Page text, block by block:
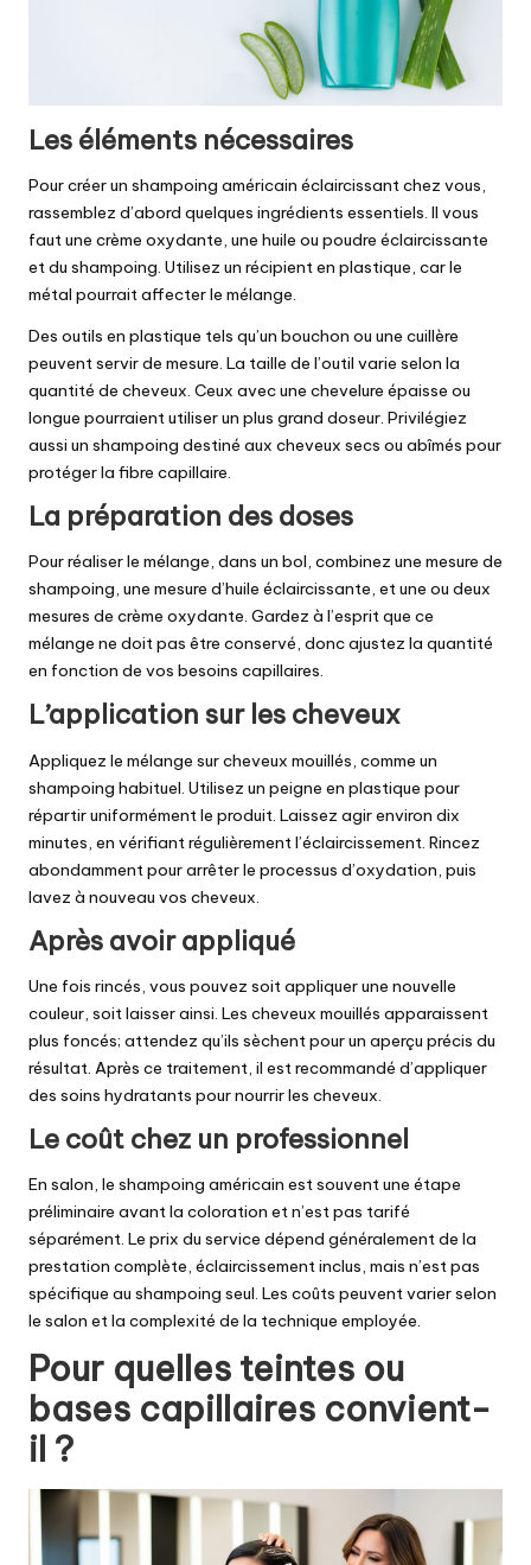
Les éléments nécessaires
Pour créer un shampoing américain éclaircissant chez vous,
rassemblez d’abord quelques ingrédients essentiels. Il vous
faut une crème oxydante, une huile ou poudre éclaircissante
et du shampoing. Utilisez un récipient en plastique, car le
métal pourrait affecter le mélange.
Des outils en plastique tels qu’un bouchon ou une cuillère
peuvent servir de mesure. La taille de l’outil varie selon la
quantité de cheveux. Ceux avec une chevelure épaisse ou
longue pourraient utiliser un plus grand doseur. Privilégiez
aussi un shampoing destiné aux cheveux secs ou abîmés pour
protéger la fibre capillaire.
La préparation des doses
Pour réaliser le mélange, dans un bol, combinez une mesure de
shampoing, une mesure d’huile éclaircissante, et une ou deux
mesures de crème oxydante. Gardez à l’esprit que ce
mélange ne doit pas être conservé, donc ajustez la quantité
en fonction de vos besoins capillaires.
L’application sur les cheveux
Appliquez le mélange sur cheveux mouillés, comme un
shampoing habituel. Utilisez un peigne en plastique pour
répartir uniformément le produit. Laissez agir environ dix
minutes, en vérifiant régulièrement l’éclaircissement. Rincez
abondamment pour arrêter le processus d’oxydation, puis
lavez à nouveau vos cheveux.
Après avoir appliqué
Une fois rincés, vous pouvez soit appliquer une nouvelle
couleur, soit laisser ainsi. Les cheveux mouillés apparaissent
plus foncés; attendez qu’ils sèchent pour un aperçu précis du
résultat. Après ce traitement, il est recommandé d’appliquer
des soins hydratants pour nourrir les cheveux.
Le coût chez un professionnel
En salon, le shampoing américain est souvent une étape
préliminaire avant la coloration et n’est pas tarifé
séparément. Le prix du service dépend généralement de la
prestation complète, éclaircissement inclus, mais n’est pas
spécifique au shampoing seul. Les coûts peuvent varier selon
le salon et la complexité de la technique employée.
Pour quelles teintes ou
bases capillaires convient-
il ?